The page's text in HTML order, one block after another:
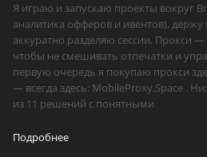
Я играю и запускаю проекты вокруг
аналитика офферов и ивентов),
аккуратно разделяю сессии. Прокси
чтобы не смешивать отпечатки и
первую очередь я покупаю прокси
— всегда здесь: MobileProxy.Space .
из 11 решений с понятными
Подробнее